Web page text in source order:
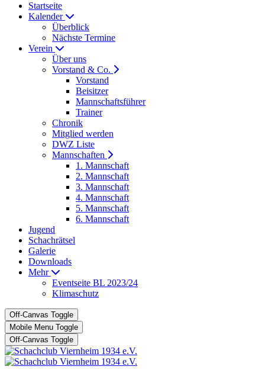
Startseite
Kalender
Überblick
Nächste Termine
Verein
Über uns
Vorstand & Co.
Vorstand
Beisitzer
Mannschaftsführer
Trainer
Chronik
Mitglied werden
DWZ Liste
Mannschaften
1. Mannschaft
2. Mannschaft
3. Mannschaft
4. Mannschaft
5. Mannschaft
6. Mannschaft
Jugend
Schachrätsel
Galerie
Downloads
Mehr
Eventseite BL 2023/24
Klimaschutz
Off-Canvas Toggle
Mobile Menu Toggle
Off-Canvas Toggle